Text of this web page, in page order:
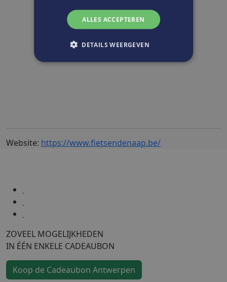
Website: https://www.fietsendenaap.be/
ZOVEEL MOGELIJKHEDEN
IN ÉÉN ENKELE CADEAUBON
Koop de Cadeaubon Antwerpen
ALLES ACCEPTEREN
DETAILS WEERGEVEN